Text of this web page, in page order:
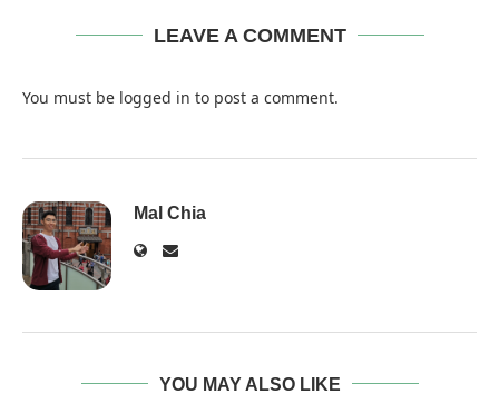
LEAVE A COMMENT
You must be logged in to post a comment.
Mal Chia
YOU MAY ALSO LIKE